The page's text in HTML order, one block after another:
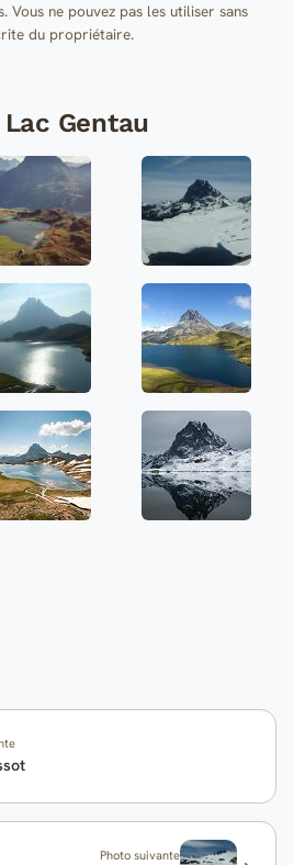
Vous ne pouvez pas les utiliser sans
du propriétaire.
Gentau
Photo suivante